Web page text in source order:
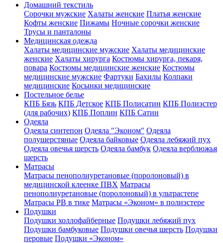
Домашний текстиль
Сорочки мужские Халаты женские Платья женские
Кофты женские Пижамы Ночные сорочки женские
Трусы и панталоны
Медицинская одежда
Халаты медицинские мужские Халаты медицинские
женские Халаты хирурга Костюмы хирурга, пекаря,
повара Костюмы медицинские женские Костюмы
медицинские мужские Фартуки Бахилы Колпаки
медицинские Косынки медицинские
Постельное белье
КПБ Бязь КПБ Детское КПБ Полисатин КПБ Полиэстер
(для рабочих) КПБ Поплин КПБ Сатин
Одеяла
Одеяла синтепон Одеяла "Эконом" Одеяла
полушерстяные Одеяла байковые Одеяла лебяжий пух
Одеяла овечья шерсть Одеяла бамбук Одеяла верблюжья
шерсть
Матрасы
Матрасы пенополиуретановые (поролоновый) в
медицинской клеенке ПВХ Матрасы
пенополиуретановые (поролоновый) в ультрастепе
Матрасы РВ в тике Матрасы «Эконом» в полиэстере
Подушки
Подушки холлофайберные Подушки лебяжий пух
Подушки бамбуковые Подушки овечья шерсть Подушки
перовые Подушки «Эконом»